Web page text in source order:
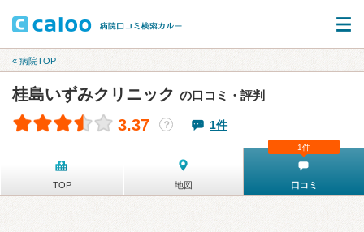
« 病院TOP
桂島いずみクリニック の口コミ・評判
3.37 ？ 1件
TOP 地図 口コミ
1件